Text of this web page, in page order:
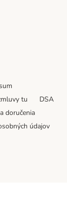
tu
DSA
doručenia
údajov